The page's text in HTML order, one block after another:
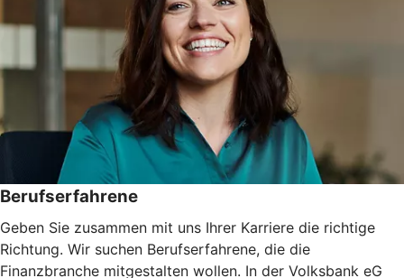
Berufserfahrene
Geben Sie zusammen mit uns Ihrer Karriere die richtige
Richtung. Wir suchen Berufserfahrene, die die
Finanzbranche mitgestalten wollen. In der Volksbank eG